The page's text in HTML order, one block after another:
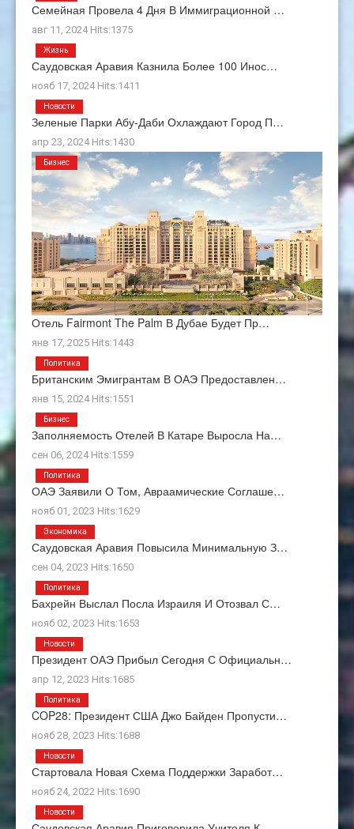
Семейная Провела 4 Дня В Иммиграционной …
авг 11, 2024 Hits:1375
Саудовская Аравия Казнила Более 100 Инос…
нояб 17, 2024 Hits:1411
Жизнь
Зеленые Парки Абу-Даби Охлаждают Город П…
апр 23, 2024 Hits:1430
Новости
Отель Fairmont The Palm В Дубае Будет Пр…
янв 17, 2025 Hits:1443
Бизнес
Британским Эмигрантам В ОАЭ Предоставлен…
янв 15, 2024 Hits:1551
Политика
Заполняемость Отелей В Катаре Выросла На…
сен 06, 2024 Hits:1559
Бизнес
ОАЭ Заявили О Том, Авраамические Соглаше…
нояб 01, 2023 Hits:1629
Политика
Саудовская Аравия Повысила Минимальную З…
сен 04, 2023 Hits:1650
Экономика
Бахрейн Выслал Посла Израиля И Отозвал С…
нояб 02, 2023 Hits:1653
Политика
Президент ОАЭ Прибыл Сегодня С Официальн…
апр 12, 2023 Hits:1685
Новости
COP28: Президент США Джо Байден Пропусти…
нояб 28, 2023 Hits:1688
Политика
Стартовала Новая Схема Поддержки Заработ…
нояб 24, 2022 Hits:1690
Новости
Новости